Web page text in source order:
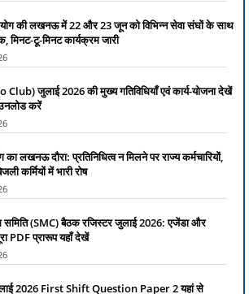
की लखनऊ में 22 और 23 जून को विभिन्न सेवा संघों के साथ
मिनट-टू-मिनट कार्यक्रम जारी
Club) जुलाई 2026 की मुख्य गतिविधियाँ एवं कार्य-योजना देखें
करें
लखनऊ दौरा: प्रतिनिधित्व न मिलने पर राज्य कर्मचारियों,
कर्मियों में भारी रोष
समिति (SMC) बैठक रजिस्टर जुलाई 2026: एजेंडा और
PDF प्रारूप यहाँ देखें
2026 First Shift Question Paper 2 यहां से